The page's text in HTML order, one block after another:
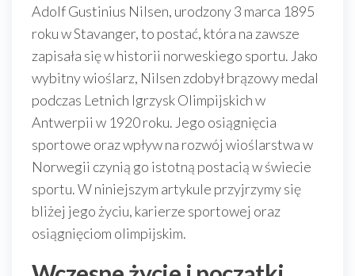
Adolf Gustinius Nilsen, urodzony 3 marca 1895
roku w Stavanger, to postać, która na zawsze
zapisała się w historii norweskiego sportu. Jako
wybitny wioślarz, Nilsen zdobył brązowy medal
podczas Letnich Igrzysk Olimpijskich w
Antwerpii w 1920 roku. Jego osiągnięcia
sportowe oraz wpływ na rozwój wioślarstwa w
Norwegii czynią go istotną postacią w świecie
sportu. W niniejszym artykule przyjrzymy się
bliżej jego życiu, karierze sportowej oraz
osiągnięciom olimpijskim.